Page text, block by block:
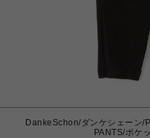
DankeSchon/ダンケシェーン/
PANTS/ポケ